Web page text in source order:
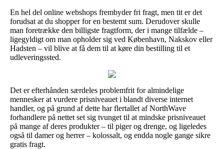
En hel del online webshops frembyder fri fragt, men tit er det
forudsat at du shopper for en bestemt sum. Derudover skulle
man foretrække den billigste fragtform, der i mange tilfælde –
ligegyldigt om man opholder sig ved København, Nakskov eller
Hadsten – vil blive at få dem til at køre din bestilling til et
udleveringssted.
Det er efterhånden særdeles problemfrit for almindelige
mennesker at vurdere prisniveauet i blandt diverse internet
handler, og på grund af dette har flertallet af NorthWave
forhandlere på nettet set sig tvunget til at mindske prisniveauet
på mange af deres produkter – til piger og drenge, og ligeledes
også til damer og herrer – kolossalt, og endda nogle gange sikre
gratis fragt.